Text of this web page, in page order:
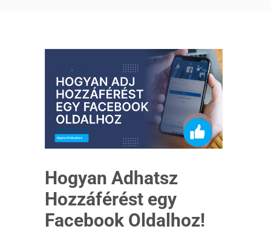
Hogyan Adhatsz
Hozzáférést egy
Facebook Oldalhoz!